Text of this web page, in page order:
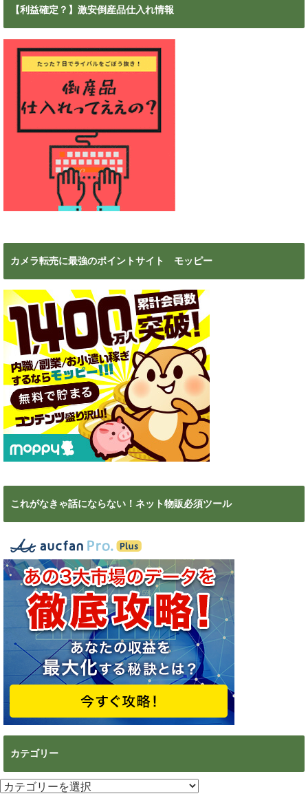
【利益確定？】激安倒産品仕入れ情報
カメラ転売に最強のポイントサイト モッピー
これがなきゃ話にならない！ネット物販必須ツール
カテゴリー
カ